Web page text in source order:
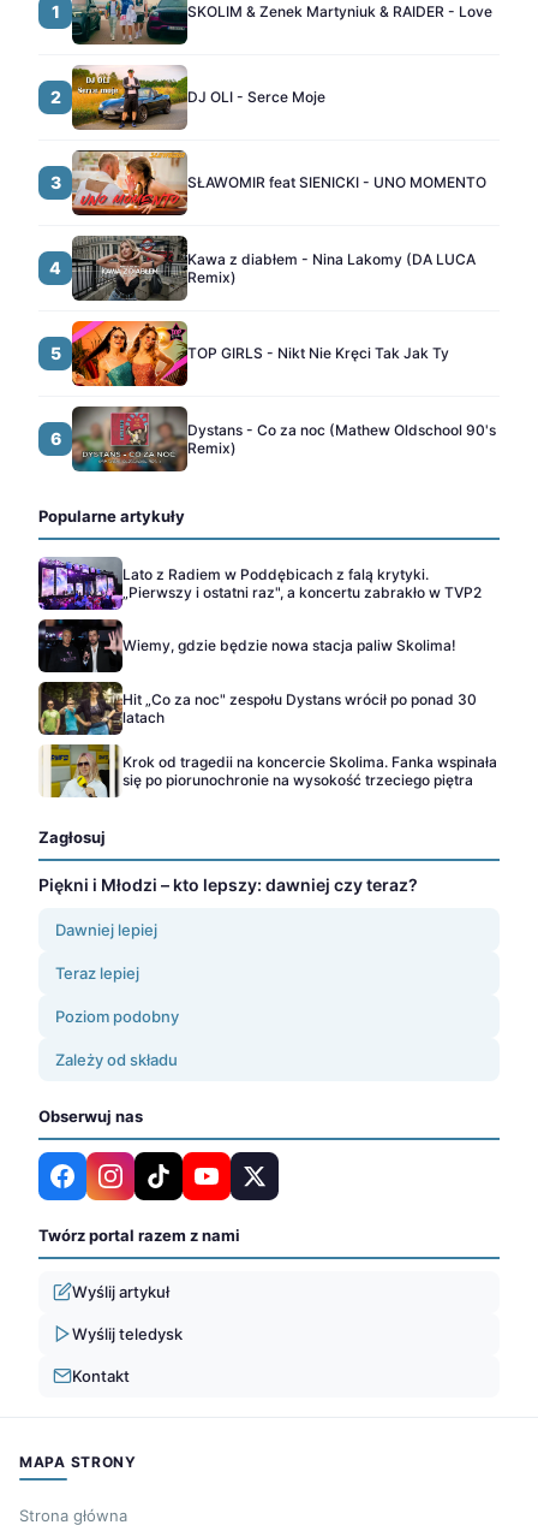
1 SKOLIM & Zenek Martyniuk & RAIDER - Love
2 DJ OLI - Serce Moje
3 SŁAWOMIR feat SIENICKI - UNO MOMENTO
4
Kawa z diabłem - Nina Lakomy (DA LUCA
Remix)
5 TOP GIRLS - Nikt Nie Kręci Tak Jak Ty
6
Dystans - Co za noc (Mathew Oldschool 90's
Remix)
Popularne artykuły
Lato z Radiem w Poddębicach z falą krytyki.
„Pierwszy i ostatni raz", a koncertu zabrakło w TVP2
Wiemy, gdzie będzie nowa stacja paliw Skolima!
Hit „Co za noc" zespołu Dystans wrócił po ponad 30
latach
Krok od tragedii na koncercie Skolima. Fanka wspinała
się po piorunochronie na wysokość trzeciego piętra
Zagłosuj
Piękni i Młodzi – kto lepszy: dawniej czy teraz?
Dawniej lepiej
Teraz lepiej
Poziom podobny
Zależy od składu
Obserwuj nas
Twórz portal razem z nami
Wyślij artykuł
Wyślij teledysk
Kontakt
MAPA STRONY
Strona główna